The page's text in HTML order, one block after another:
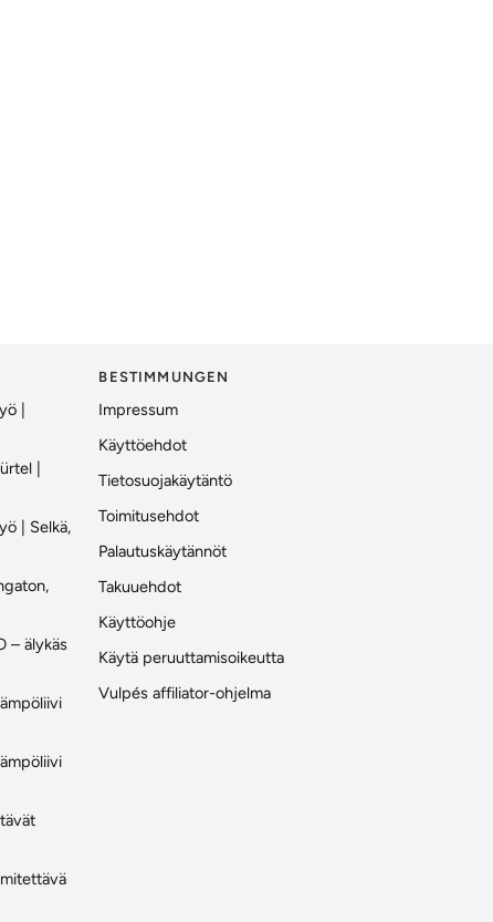
|
|
| Selkä,
– älykäs
BESTIMMUNGEN
Impressum
Käyttöehdot
Tietosuojakäytäntö
Toimitusehdot
Palautuskäytännöt
Takuuehdot
Käyttöohje
Käytä peruuttamisoikeutta
Vulpés affiliator-ohjelma